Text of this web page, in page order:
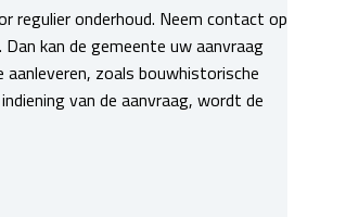
regulier onderhoud. Neem contact op
kan de gemeente uw aanvraag
zoals bouwhistorische
van de aanvraag, wordt de